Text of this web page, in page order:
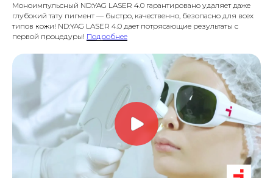
Моноимпульсный ND:YAG LASER 4.0 гарантировано удаляет даже
глубокий тату пигмент — быстро, качественно, безопасно для всех
типов кожи! ND:YAG LASER 4.0 дает потрясающие результаты с
первой процедуры! Подробнее